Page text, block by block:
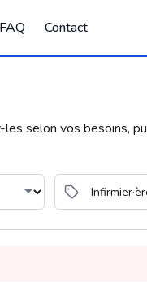
FAQ Contact
selon vos besoins,